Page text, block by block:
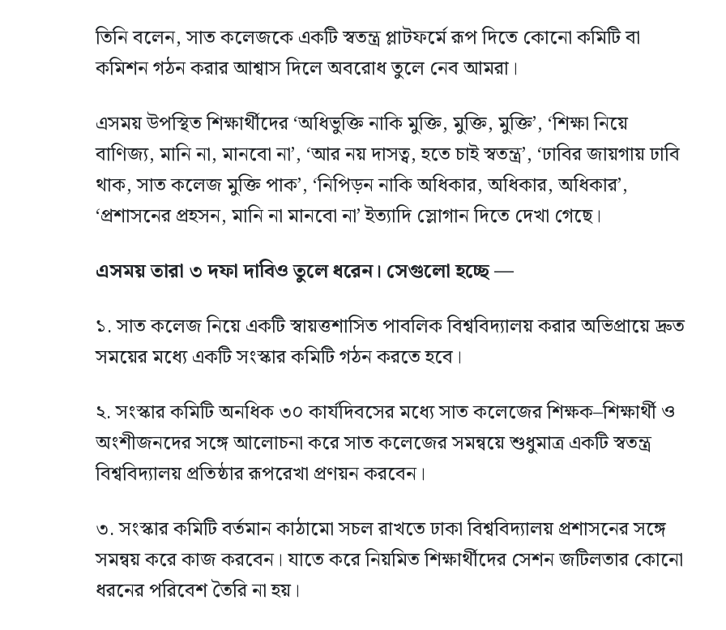
তিনি বলেন, সাত কলেজকে একটি স্বতন্ত্র প্লাটফর্মে রূপ দিতে কোনো কমিটি বা
কমিশন গঠন করার আশ্বাস দিলে অবরোধ তুলে নেব আমরা।
এসময় উপস্থিত শিক্ষার্থীদের ‘অধিভুক্তি নাকি মুক্তি, মুক্তি, মুক্তি’, ‘শিক্ষা নিয়ে
বাণিজ্য, মানি না, মানবো না’, ‘আর নয় দাসত্ব, হতে চাই স্বতন্ত্র’, ‘ঢাবির জায়গায় ঢাবি
থাক, সাত কলেজ মুক্তি পাক’, ‘নিপিড়ন নাকি অধিকার, অধিকার, অধিকার’,
‘প্রশাসনের প্রহসন, মানি না মানবো না’ ইত্যাদি স্লোগান দিতে দেখা গেছে।
এসময় তারা ৩ দফা দাবিও তুলে ধরেন। সেগুলো হচ্ছে —
১. সাত কলেজ নিয়ে একটি স্বায়ত্তশাসিত পাবলিক বিশ্ববিদ্যালয় করার অভিপ্রায়ে দ্রুত
সময়ের মধ্যে একটি সংস্কার কমিটি গঠন করতে হবে।
২. সংস্কার কমিটি অনধিক ৩০ কার্যদিবসের মধ্যে সাত কলেজের শিক্ষক–শিক্ষার্থী ও
অংশীজনদের সঙ্গে আলোচনা করে সাত কলেজের সমন্বয়ে শুধুমাত্র একটি স্বতন্ত্র
বিশ্ববিদ্যালয় প্রতিষ্ঠার রূপরেখা প্রণয়ন করবেন।
৩. সংস্কার কমিটি বর্তমান কাঠামো সচল রাখতে ঢাকা বিশ্ববিদ্যালয় প্রশাসনের সঙ্গে
সমন্বয় করে কাজ করবেন। যাতে করে নিয়মিত শিক্ষার্থীদের সেশন জটিলতার কোনো
ধরনের পরিবেশ তৈরি না হয়।